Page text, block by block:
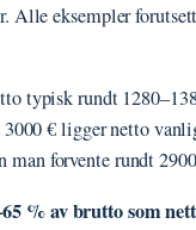
Alle eksempler
typisk rundt
€ ligger netto
forvente rundt
% av brutto som